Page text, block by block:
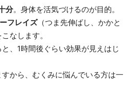
分。身体を活気づけるのが目的。
フレイズ（つま先伸ばし、かかと
こなします。
、1時間後ぐらい効果が見えはじ
から、むくみに悩んでいる方は一